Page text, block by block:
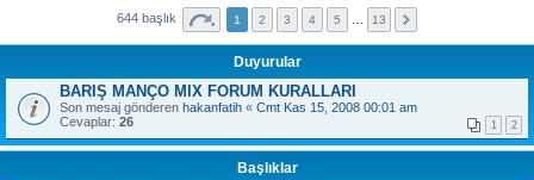
644 başlık 1 2 3 4 5 13
Duyurular
BARIŞ MANÇO MIX FORUM KURALLARI
Son mesaj gönderen hakanfatih « Cmt Kas 15, 2008 00:01 am
Cevaplar: 26 1 2
Başlıklar